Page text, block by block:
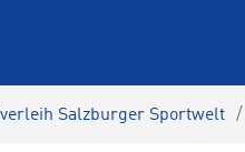
Salzburger Sportwelt